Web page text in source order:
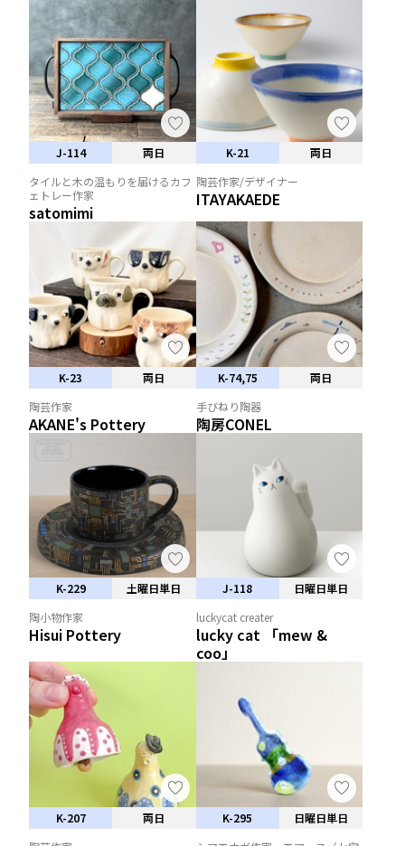
J-114
両日
タイルと木の温もりを届けるカフ
ェトレー作家
satomimi
K-21
両日
陶芸作家/デザイナー
ITAYAKAEDE
K-23
両日
陶芸作家
AKANE's Pottery
K-74,75
両日
手びねり陶器
陶房CONEL
K-229
土曜日単日
陶小物作家
Hisui Pottery
J-118
日曜日単日
luckycat creater
lucky cat 「mew &
coo」
K-207
両日
K-295
日曜日単日